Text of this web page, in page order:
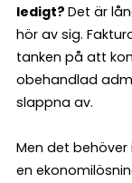
ledigt? Det är
hör av sig.
tanken på att
obehandlad
slappna av.
Men det behöver
en